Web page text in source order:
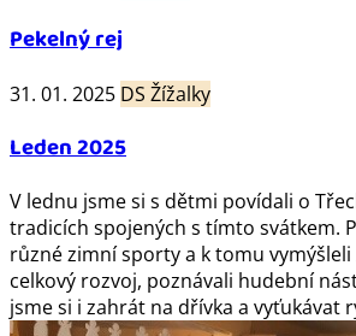
Pekelný rej
31. 01. 2025 DS Žížalky
Leden 2025
V lednu jsme si s dětmi povídali o
tradicích spojených s tímto svátkem.
různé zimní sporty a k tomu
celkový rozvoj, poznávali hudební
jsme si i zahrát na dřívka a vyťukávat